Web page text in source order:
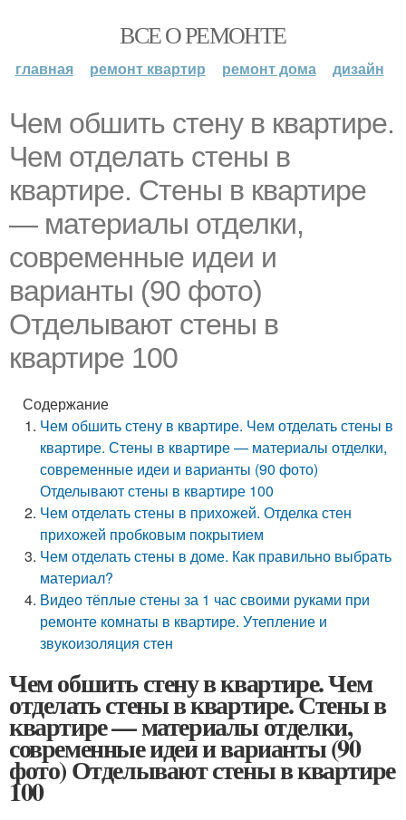
ВСЕ О РЕМОНТЕ
главная ремонт квартир ремонт дома дизайн
Чем обшить стену в квартире.
Чем отделать стены в
квартире. Стены в квартире
— материалы отделки,
современные идеи и
варианты (90 фото)
Отделывают стены в
квартире 100
Содержание
Чем обшить стену в квартире. Чем отделать стены в
квартире. Стены в квартире — материалы отделки,
современные идеи и варианты (90 фото)
Отделывают стены в квартире 100
Чем отделать стены в прихожей. Отделка стен
прихожей пробковым покрытием
Чем отделать стены в доме. Как правильно выбрать
материал?
Видео тёплые стены за 1 час своими руками при
ремонте комнаты в квартире. Утепление и
звукоизоляция стен
Чем обшить стену в квартире. Чем
отделать стены в квартире. Стены в
квартире — материалы отделки,
современные идеи и варианты (90
фото) Отделывают стены в квартире
100